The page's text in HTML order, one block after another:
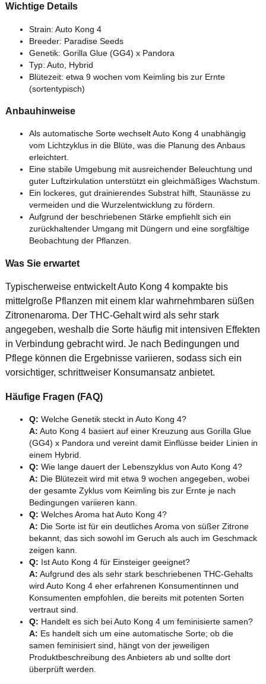
Wichtige Details
Strain: Auto Kong 4
Breeder: Paradise Seeds
Genetik: Gorilla Glue (GG4) x Pandora
Typ: Auto, Hybrid
Blütezeit: etwa 9 wochen vom Keimling bis zur Ernte
(sortentypisch)
Anbauhinweise
Als automatische Sorte wechselt Auto Kong 4 unabhängig
vom Lichtzyklus in die Blüte, was die Planung des Anbaus
erleichtert.
Eine stabile Umgebung mit ausreichender Beleuchtung und
guter Luftzirkulation unterstützt ein gleichmäßiges Wachstum.
Ein lockeres, gut drainierendes Substrat hilft, Staunässe zu
vermeiden und die Wurzelentwicklung zu fördern.
Aufgrund der beschriebenen Stärke empfiehlt sich ein
zurückhaltender Umgang mit Düngern und eine sorgfältige
Beobachtung der Pflanzen.
Was Sie erwartet
Typischerweise entwickelt Auto Kong 4 kompakte bis
mittelgroße Pflanzen mit einem klar wahrnehmbaren süßen
Zitronenaroma. Der THC-Gehalt wird als sehr stark
angegeben, weshalb die Sorte häufig mit intensiven Effekten
in Verbindung gebracht wird. Je nach Bedingungen und
Pflege können die Ergebnisse variieren, sodass sich ein
vorsichtiger, schrittweiser Konsumansatz anbietet.
Häufige Fragen (FAQ)
Q: Welche Genetik steckt in Auto Kong 4?
A: Auto Kong 4 basiert auf einer Kreuzung aus Gorilla Glue
(GG4) x Pandora und vereint damit Einflüsse beider Linien in
einem Hybrid.
Q: Wie lange dauert der Lebenszyklus von Auto Kong 4?
A: Die Blütezeit wird mit etwa 9 wochen angegeben, wobei
der gesamte Zyklus vom Keimling bis zur Ernte je nach
Bedingungen variieren kann.
Q: Welches Aroma hat Auto Kong 4?
A: Die Sorte ist für ein deutliches Aroma von süßer Zitrone
bekannt, das sich sowohl im Geruch als auch im Geschmack
zeigen kann.
Q: Ist Auto Kong 4 für Einsteiger geeignet?
A: Aufgrund des als sehr stark beschriebenen THC-Gehalts
wird Auto Kong 4 eher erfahrenen Konsumentinnen und
Konsumenten empfohlen, die bereits mit potenten Sorten
vertraut sind.
Q: Handelt es sich bei Auto Kong 4 um feminisierte samen?
A: Es handelt sich um eine automatische Sorte; ob die
samen feminisiert sind, hängt von der jeweiligen
Produktbeschreibung des Anbieters ab und sollte dort
überprüft werden.